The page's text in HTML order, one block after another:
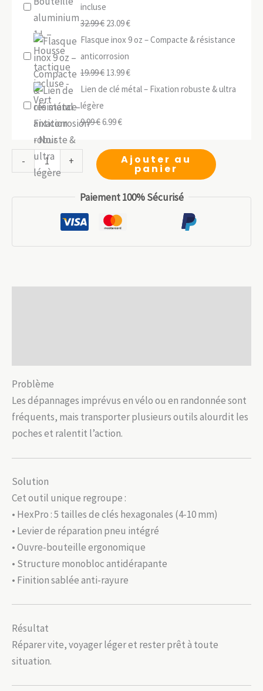
incluse
32.99€ Le
prix
initial
était :
32.99 €.
23.09€Le
prix
est :
23.09 €.
Flasque inox 9 oz – Compacte & résistance
anticorrosion
19.99€ Le
prix
était :
13.99€Le
prix
Lien de clé métal – Fixation robuste & ultra
légère
9.99€Le
initial
6.99€Le
actuel
est :
-
quantité
de
pour
+ Ajouter au
panier
Paiement 100% Sécurisé
Problème
Les dépannages imprévus en vélo ou en randonnée sont
fréquents, mais transporter plusieurs outils alourdit les
poches et ralentit l’action.
Solution
Cet outil unique regroupe :
• HexPro : 5 tailles de clés hexagonales (4-10 mm)
• Levier de réparation pneu intégré
• Ouvre-bouteille ergonomique
• Structure monobloc antidérapante
• Finition sablée anti-rayure
Résultat
Réparer vite, voyager léger et rester prêt à toute
situation.